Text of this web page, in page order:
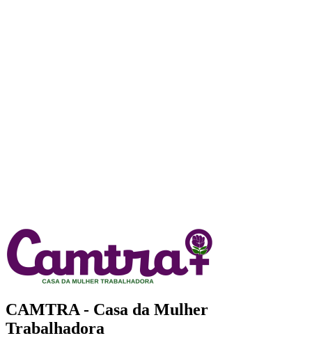
CAMTRA - Casa da Mulher
Trabalhadora